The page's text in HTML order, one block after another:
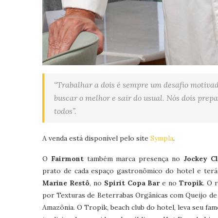
“Trabalhar a dois é sempre um desafio
buscar o melhor e sair do usual. Nós dois
todos”.
A venda está disponível pelo site Sympla.
O Fairmonttambém marca presença no Jockey
prato de cada espaço gastronômico do hotel e
Marine Restô, no Spirit Copa Bare noTropìk. O
por Texturas de Beterrabas Orgânicas com Queijo
Amazônia. O Tropìk, beach club do hotel, leva seu